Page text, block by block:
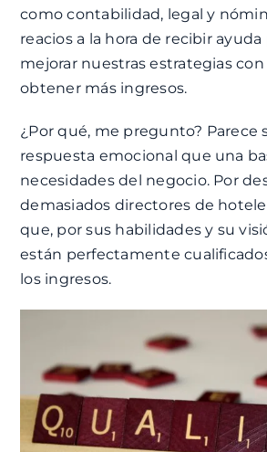
como contabilidad, legal y
reacios a la hora de recibir
mejorar nuestras estrategias
obtener más ingresos.
¿Por qué, me pregunto? Parece
respuesta emocional que una
necesidades del negocio. Por
demasiados directores de
que, por sus habilidades y su
están perfectamente
los ingresos.